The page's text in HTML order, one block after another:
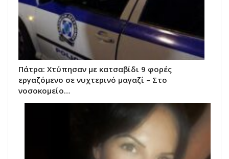
Πάτρα: Χτύπησαν με κατσαβίδι 9 φορές
εργαζόμενο σε νυχτερινό μαγαζί – Στο
νοσοκομείο…